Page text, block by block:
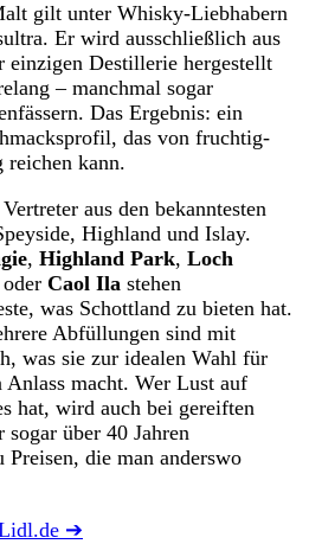
gilt unter Whisky-Liebhabern
Er wird ausschließlich aus
einzigen Destillerie hergestellt
– manchmal sogar
Das Ergebnis: ein
das von fruchtig-
kann.
aus den bekanntesten
Highland und Islay.
, Highland Park, Loch
oder Caol Ila stehen
was Schottland zu bieten hat.
Abfüllungen sind mit
was sie zur idealen Wahl für
Anlass macht. Wer Lust auf
hat, wird auch bei gereiften
über 40 Jahren
die man anderswo
➔